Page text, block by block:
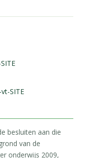
SITE
besluiten aan die
van de
onderwijs 2009,